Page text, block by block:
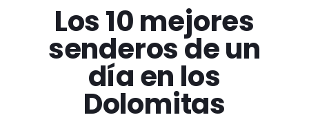
Los 10 mejores
senderos de un
día en los
Dolomitas